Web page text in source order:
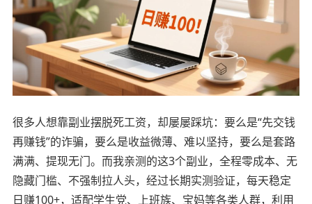
很多人想靠副业摆脱死工资，却屡屡踩坑：要么是“先交钱
再赚钱”的诈骗，要么是收益微薄、难以坚持，要么是套路
满满、提现无门。而我亲测的这3个副业，全程零成本、无
隐藏门槛、不强制拉人头，经过长期实测验证，每天稳定
日赚100+，适配学生党、上班族、宝妈等各类人群，利用